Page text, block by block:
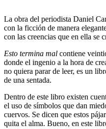
La obra del periodista Daniel
con la ficción de manera
con las creencias que en ella se
Esto termina mal contiene
donde el ingenio a la hora de
no quiera parar de leer, es un
de una sentada.
Dentro de este libro existen
el uso de símbolos que dan
cuervos. Se dicen que estos
quita el alma. Bueno, en este